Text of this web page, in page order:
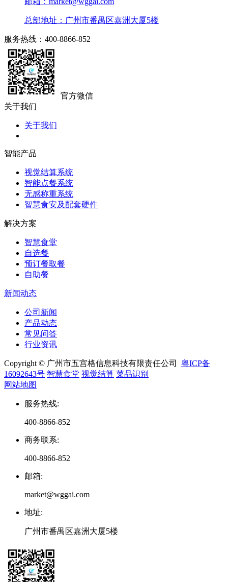
总部地址：广州市番禺区嘉洲大厦5楼
服务热线：400-8866-852
官方微信
关于我们
关于我们
智能产品
视觉结算系统
智能点餐系统
无感称重系统
智慧食安及配套硬件
解决方案
智慧食堂
自选餐
预订餐取餐
自助餐
新闻动态
公司新闻
产品动态
常见问答
行业资讯
Copyright © 广州市五宫格信息科技有限责任公司 粤ICP备
16092643号 智慧食堂 视觉结算 菜品识别
网站地图
服务热线:
400-8866-852
商务联系:
400-8866-852
邮箱:
market@wggai.com
地址:
广州市番禺区嘉洲大厦5楼